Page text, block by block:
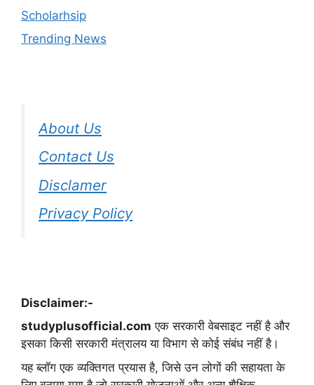
Scholarhsip
Trending News
About Us
Contact Us
Disclamer
Privacy Policy
Disclaimer:-
studyplusofficial.com एक सरकारी वेबसाइट नहीं है और
इसका किसी सरकारी मंत्रालय या विभाग से कोई संबंध नहीं है।
यह ब्लॉग एक व्यक्तिगत प्रयास है, जिसे उन लोगों की सहायता के